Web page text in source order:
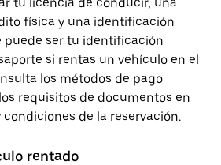
física y una identificación
puede ser tu identificación
si rentas un vehículo en el
los métodos de pago
requisitos de documentos en
condiciones de la reservación.
rentado